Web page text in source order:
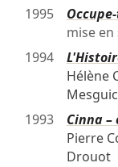
1995
mise en
1994
Hélène
1993
Cinna –
Pierre
Drouot